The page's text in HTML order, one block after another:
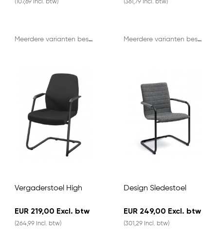
(107,69 Incl. btw)
Meerdere varianten beschikbaar
(361,79 Incl. btw)
Meerdere varianten beschikbaar
Vergaderstoel High
EUR 219,00 Excl. btw
(264,99 Incl. btw)
Design Sledestoel
EUR 249,00 Excl. btw
(301,29 Incl. btw)